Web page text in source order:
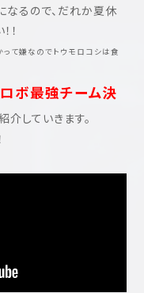
なるので、だれか夏休
！
て嫌なのでトウモロコシは食
ロボ最強チーム決
していきます。